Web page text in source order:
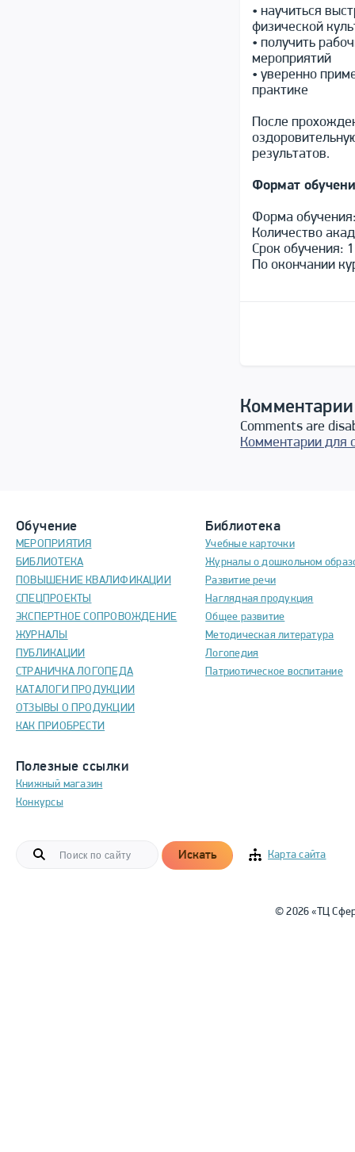
• научиться
физической
• получить
мероприятий
• уверенно
практике
После
результатов.
Формат
Форма
Количество
Срок обучения:
По окончании
Comments are
Комментарии для
Обучение
МЕРОПРИЯТИЯ
БИБЛИОТЕКА
ПОВЫШЕНИЕ КВАЛИФИКАЦИИ
СПЕЦПРОЕКТЫ
ЭКСПЕРТНОЕ СОПРОВОЖДЕНИЕ
ЖУРНАЛЫ
ПУБЛИКАЦИИ
СТРАНИЧКА ЛОГОПЕДА
КАТАЛОГИ ПРОДУКЦИИ
ОТЗЫВЫ О ПРОДУКЦИИ
КАК ПРИОБРЕСТИ
Полезные ссылки
Книжный магазин
Конкурсы
Библиотека
Учебные карточки
Журналы о дошкольном
Развитие речи
Наглядная продукция
Общее развитие
Методическая литература
Логопедия
Патриотическое воспитание
Искать Карта сайта
© 2026 «ТЦ